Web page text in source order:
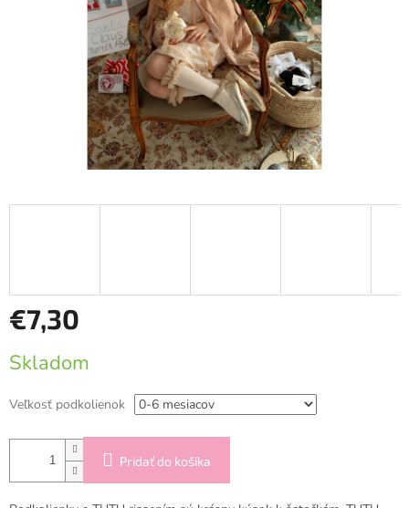
€7,30
cena:
Skladom
Veľkosť podkolienok
Pridať do košíka